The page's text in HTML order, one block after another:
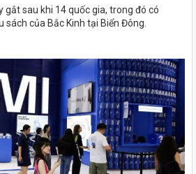
gắt sau khi 14 quốc gia, trong đó có
sách của Bắc Kinh tại Biển Đông.